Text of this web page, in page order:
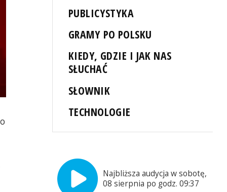
PUBLICYSTYKA
GRAMY PO POLSKU
KIEDY, GDZIE I JAK NAS
SŁUCHAĆ
SŁOWNIK
TECHNOLOGIE
Najbliższa audycja w sobotę,
08 sierpnia po godz. 09:37